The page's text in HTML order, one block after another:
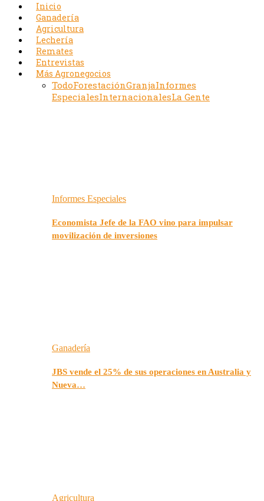
Inicio
Ganadería
Agricultura
Lechería
Remates
Entrevistas
Más Agronegocios
TodoForestaciónGranjaInformes
EspecialesInternacionalesLa Gente
Informes Especiales
Economista Jefe de la FAO vino para impulsar
movilización de inversiones
Ganadería
JBS vende el 25% de sus operaciones en Australia y
Nueva…
Agricultura